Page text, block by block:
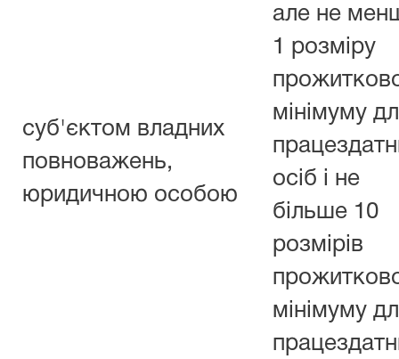
суб'єктом владних
повноважень,
юридичною особою
але не
1 розміру
мінімуму
осіб і не
більше 10
розмірів
мінімуму